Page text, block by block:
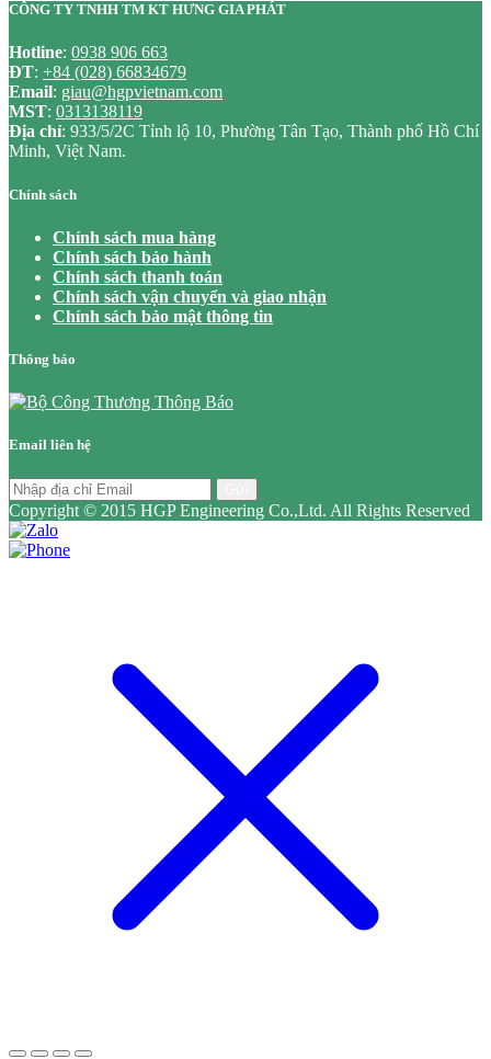
CÔNG TY TNHH TM KT HƯNG GIA PHÁT
Hotline: 0938 906 663
ĐT: +84 (028) 66834679
Email: giau@hgpvietnam.com
MST: 0313138119
Địa chỉ: 933/5/2C Tỉnh lộ 10, Phường Tân Tạo, Thành phố Hồ Chí
Minh, Việt Nam.
Chính sách
Chính sách mua hàng
Chính sách bảo hành
Chính sách thanh toán
Chính sách vận chuyển và giao nhận
Chính sách bảo mật thông tin
Thông báo
Email liên hệ
Copyright © 2015 HGP Engineering Co.,Ltd. All Rights Reserved